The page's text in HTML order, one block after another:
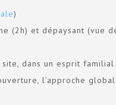
)
(2h) et dépaysant (vue
dans un esprit
l’approche